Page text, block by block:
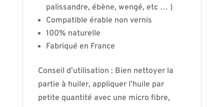
palissandre, ébène, wengé, etc … )
Compatible érable non vernis
100% naturelle
Fabriqué en France
Conseil d’utilisation : Bien nettoyer la
partie à huiler, appliquer l’huile par
petite quantité avec une micro fibre,